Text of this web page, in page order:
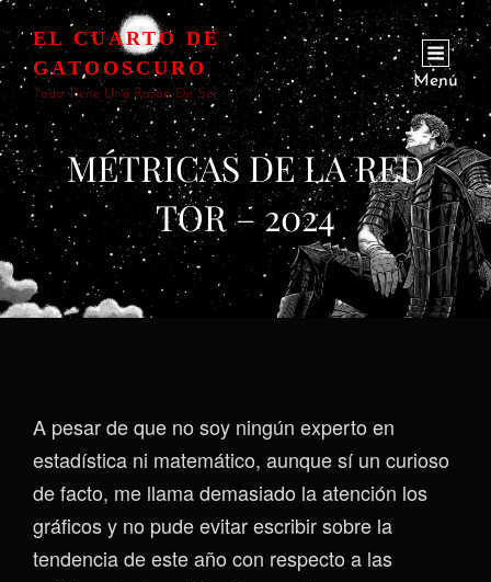
EL CUARTO DE
GATOOSCURO
Todo Tiene Una Razón De Ser
Menú
MÉTRICAS DE LA RED
TOR – 2024
A pesar de que no soy ningún experto en
estadística ni matemático, aunque sí un curioso
de facto, me llama demasiado la atención los
gráficos y no pude evitar escribir sobre la
tendencia de este año con respecto a las